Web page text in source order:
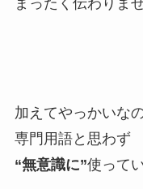
加えてやっかいなの
専門用語と思わず
“無意識に”使って